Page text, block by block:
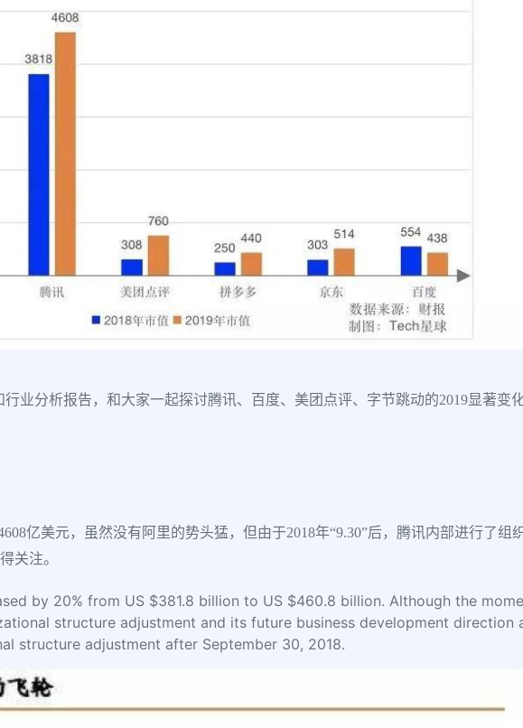
业分析报告，和大家一起探讨腾讯、百度、美团点评、字节跳动的2019显著变化
亿美元，虽然没有阿里的势头猛，但由于2018年“9.30”后，腾讯内部进行了组
关注。
by 20% from US $381.8 billion to US $460.8 billion. Although the
structure adjustment and its future business development
structure adjustment after September 30, 2018.